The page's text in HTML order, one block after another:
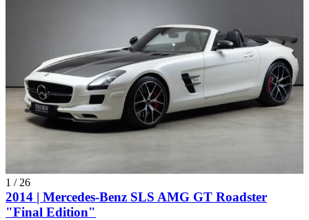
1 / 26
2014 | Mercedes-Benz SLS AMG GT Roadster
"Final Edition"